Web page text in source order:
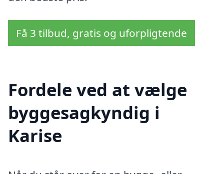
Få 3 tilbud, gratis og uforpligtende
Fordele ved at vælge
byggesagkyndig i
Karise